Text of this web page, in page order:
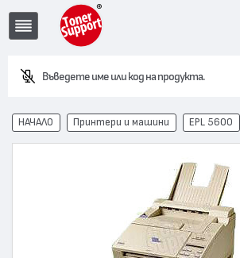
Въведете име или код на продукта.
EUR
НАЧАЛО Принтери и машини EPL 5600